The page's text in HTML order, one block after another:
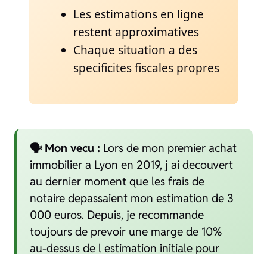
Les estimations en ligne
restent approximatives
Chaque situation a des
specificites fiscales propres
🗣️ Mon vecu : Lors de mon premier achat
immobilier a Lyon en 2019, j ai decouvert
au dernier moment que les frais de
notaire depassaient mon estimation de 3
000 euros. Depuis, je recommande
toujours de prevoir une marge de 10%
au-dessus de l estimation initiale pour